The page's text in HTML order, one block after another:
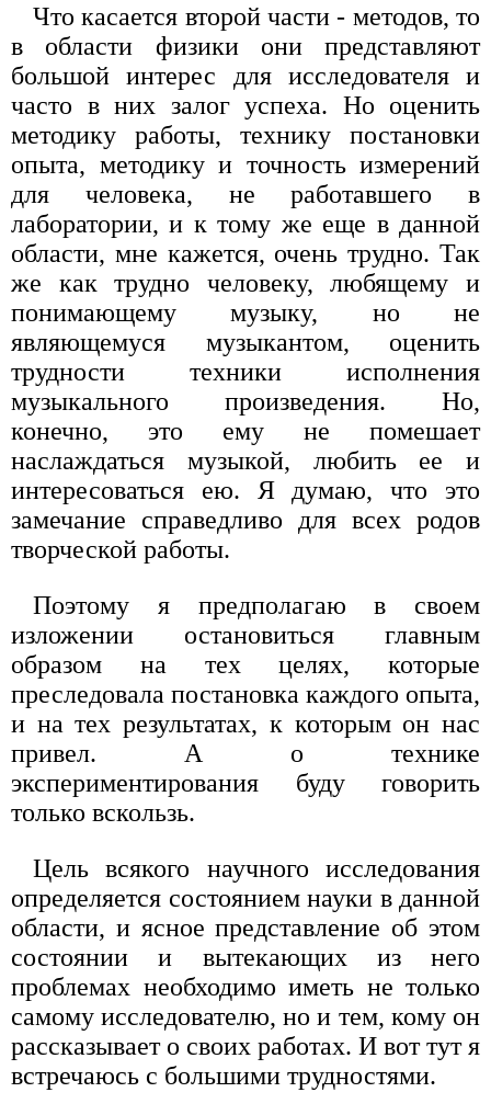
Что касается второй части - методов, то
в области физики они представляют
большой интерес для исследователя и
часто в них залог успеха. Но оценить
методику работы, технику постановки
опыта, методику и точность измерений
для человека, не работавшего в
лаборатории, и к тому же еще в данной
области, мне кажется, очень трудно. Так
же как трудно человеку, любящему и
понимающему музыку, но не
являющемуся музыкантом, оценить
трудности техники исполнения
музыкального произведения. Но,
конечно, это ему не помешает
наслаждаться музыкой, любить ее и
интересоваться ею. Я думаю, что это
замечание справедливо для всех родов
творческой работы.
Поэтому я предполагаю в своем
изложении остановиться главным
образом на тех целях, которые
преследовала постановка каждого опыта,
и на тех результатах, к которым он нас
привел. А о технике
экспериментирования буду говорить
только вскользь.
Цель всякого научного исследования
определяется состоянием науки в данной
области, и ясное представление об этом
состоянии и вытекающих из него
проблемах необходимо иметь не только
самому исследователю, но и тем, кому он
рассказывает о своих работах. И вот тут я
встречаюсь с большими трудностями.